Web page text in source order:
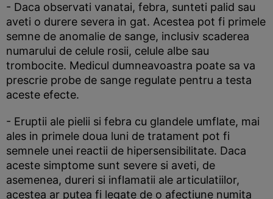
- Daca observati vanatai, febra, sunteti palid sau
aveti o durere severa in gat. Acestea pot fi primele
semne de anomalie de sange, inclusiv scaderea
numarului de celule rosii, celule albe sau
trombocite. Medicul dumneavoastra poate sa va
prescrie probe de sange regulate pentru a testa
aceste efecte.
- Eruptii ale pielii si febra cu glandele umflate, mai
ales in primele doua luni de tratament pot fi
semnele unei reactii de hipersensibilitate. Daca
aceste simptome sunt severe si aveti, de
asemenea, dureri si inflamatii ale articulatiilor,
acestea ar putea fi legate de o afectiune numita